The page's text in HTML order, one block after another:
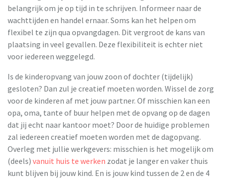
belangrijk om je op tijd in te schrijven. Informeer naar de
wachttijden en handel ernaar. Soms kan het helpen om
flexibel te zijn qua opvangdagen. Dit vergroot de kans van
plaatsing in veel gevallen. Deze flexibiliteit is echter niet
voor iedereen weggelegd.
Is de kinderopvang van jouw zoon of dochter (tijdelijk)
gesloten? Dan zul je creatief moeten worden. Wissel de zorg
voor de kinderen af met jouw partner. Of misschien kan een
opa, oma, tante of buur helpen met de opvang op de dagen
dat jij echt naar kantoor moet? Door de huidige problemen
zal iedereen creatief moeten worden met de dagopvang.
Overleg met jullie werkgevers: misschien is het mogelijk om
(deels) vanuit huis te werken zodat je langer en vaker thuis
kunt blijven bij jouw kind. En is jouw kind tussen de 2 en de 4